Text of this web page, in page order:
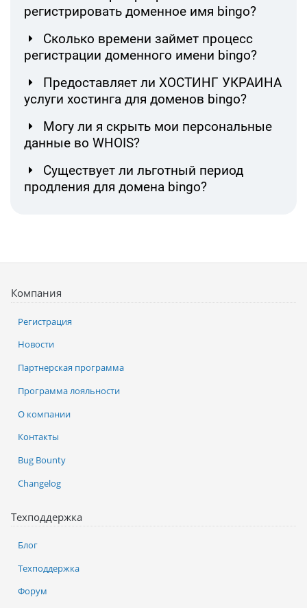
регистрировать доменное имя bingo?
Сколько времени займет процесс
регистрации доменного имени bingo?
Предоставляет ли ХОСТИНГ УКРАИНА
услуги хостинга для доменов bingo?
Могу ли я скрыть мои персональные
данные во WHOIS?
Существует ли льготный период
продления для домена bingo?
Компания
Регистрация
Новости
Партнерская программа
Программа лояльности
О компании
Контакты
Bug Bounty
Changelog
Техподдержка
Блог
Техподдержка
Форум